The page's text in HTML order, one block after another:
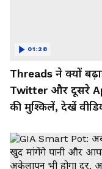
Threads ने क्यों
Twitter और दूसरे
की मुश्किलें, देखें
01:28